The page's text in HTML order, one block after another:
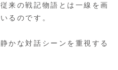
来の戦記物語とは一線を画
るのです。
かな対話シーンを重視する